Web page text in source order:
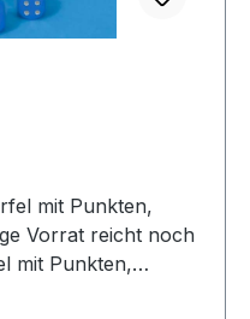
Vorrat reicht noch
mit Punkten,